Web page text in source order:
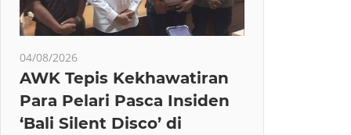
04/08/2026
AWK Tepis Kekhawatiran
Para Pelari Pasca Insiden
‘Bali Silent Disco’ di